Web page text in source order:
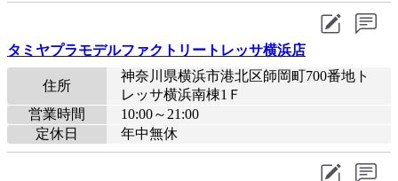
タミヤプラモデルファクトリートレッサ横浜店
住所
神奈川県横浜市港北区師岡町700番地ト
レッサ横浜南棟1Ｆ
営業時間
10:00～21:00
定休日
年中無休